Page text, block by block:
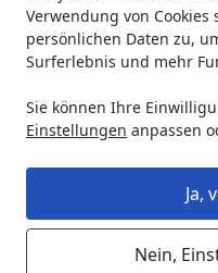
Verwendung von
persönlichen Daten zu,
Surferlebnis und mehr
Sie können Ihre
Einstellungen anpassen
Ja,
Nein,
Twin (17315)